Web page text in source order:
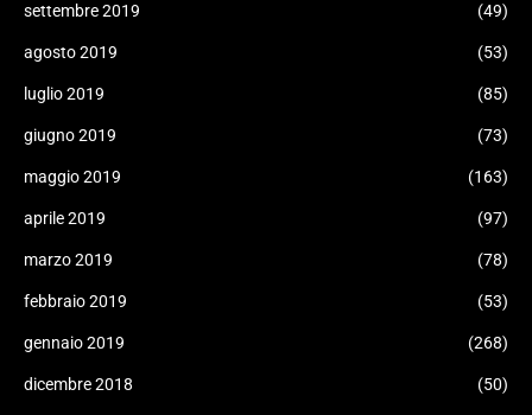
settembre 2019 (49)
agosto 2019 (53)
luglio 2019 (85)
giugno 2019 (73)
maggio 2019 (163)
aprile 2019 (97)
marzo 2019 (78)
febbraio 2019 (53)
gennaio 2019 (268)
dicembre 2018 (50)